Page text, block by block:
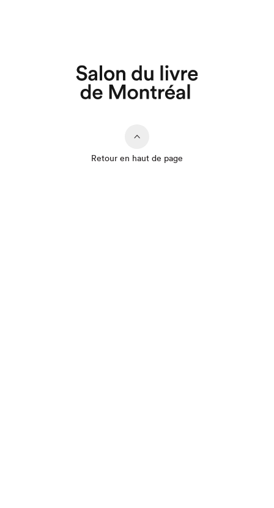
Retour en haut de page